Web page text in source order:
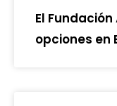
El
opciones en